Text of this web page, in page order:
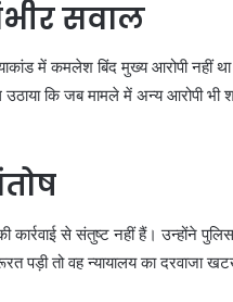
सवाल
में कमलेश बिंद मुख्य आरोपी
कि जब मामले में अन्य आरोपी
से संतुष्ट नहीं हैं। उन्होंने
पड़ी तो वह न्यायालय का दरवाजा